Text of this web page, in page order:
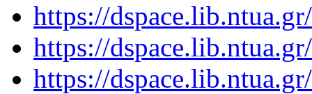
https://
https://
https://